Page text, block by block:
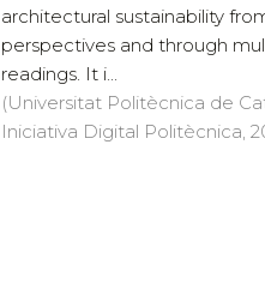
architectural sustainability
perspectives and through
readings. It i...
(Universitat Politècnica de
Iniciativa Digital Politècnica,